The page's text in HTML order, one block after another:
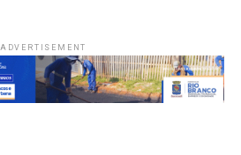
ADVERTISEMENT